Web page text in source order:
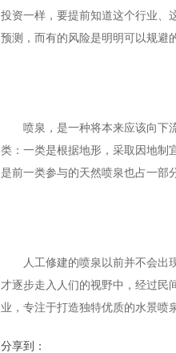
投资一样，要提前知道这个行业、
预测，而有的风险是明明可以规避
喷泉，是一种将本来应该向下流
类：一类是根据地形，采取因地制
是前一类参与的天然喷泉也占一部
人工修建的喷泉以前并不会出现
才逐步走入人们的视野中，经过民
业，专注于打造独特优质的水景喷
分享到：